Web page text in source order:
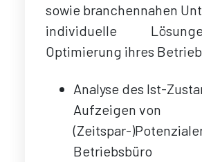
sowie branchennahen
individuelle
Optimierung ihres
Analyse des Ist-
Aufzeigen von
(Zeitspar-
Betriebsbüro